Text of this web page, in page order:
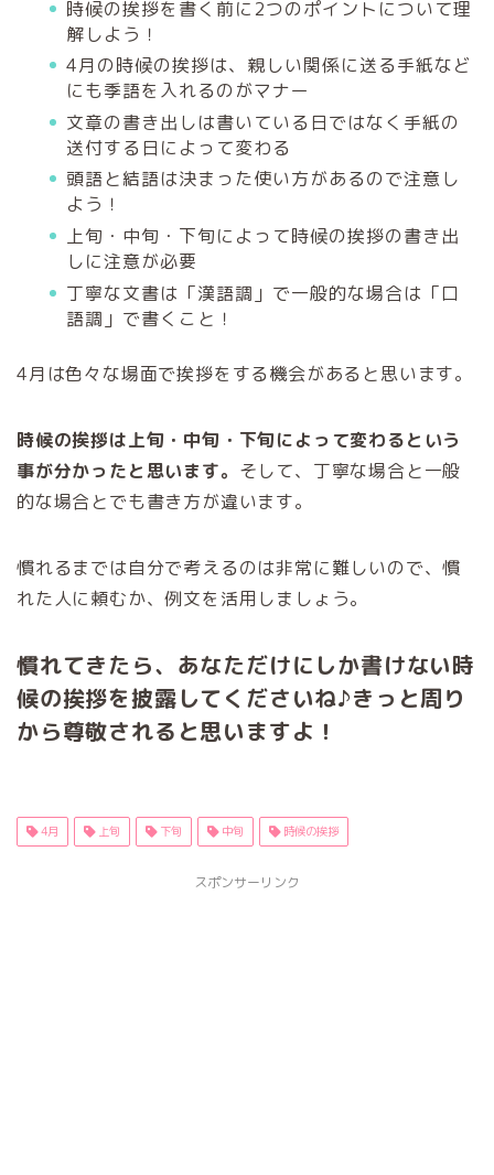
時候の挨拶を書く前に2つのポイントについて理
解しよう！
4月の時候の挨拶は、親しい関係に送る手紙など
にも季語を入れるのがマナー
文章の書き出しは書いている日ではなく手紙の
送付する日によって変わる
頭語と結語は決まった使い方があるので注意し
よう！
上旬・中旬・下旬によって時候の挨拶の書き出
しに注意が必要
丁寧な文書は「漢語調」で一般的な場合は「口
語調」で書くこと！
4月は色々な場面で挨拶をする機会があると思います。
時候の挨拶は上旬・中旬・下旬によって変わるという
事が分かったと思います。 そして、丁寧な場合と一般
的な場合とでも書き方が違います。
慣れるまでは自分で考えるのは非常に難しいので、慣
れた人に頼むか、例文を活用しましょう。
慣れてきたら、あなただけにしか書けない時
候の挨拶を披露してくださいね♪きっと周り
から尊敬されると思いますよ！
4月 上旬 下旬 中旬 時候の挨拶
スポンサーリンク